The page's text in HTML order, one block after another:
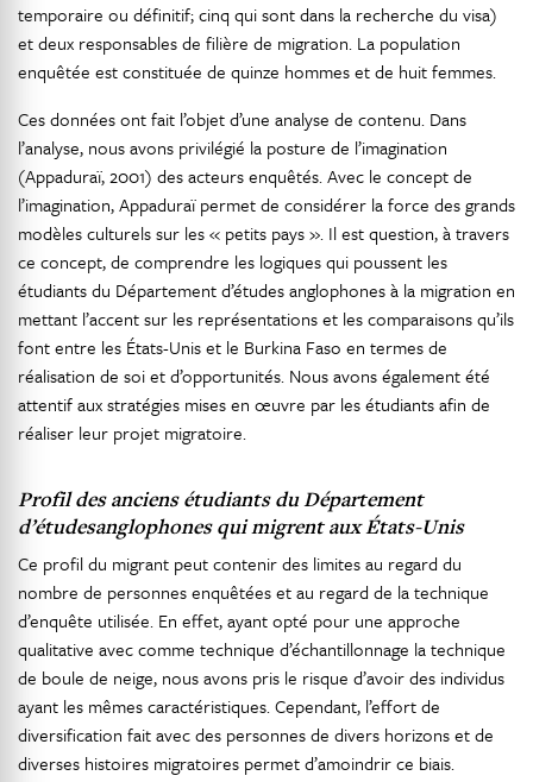
temporaire ou définitif; cinq qui sont dans la recherche du visa)
et deux responsables de filière de migration. La population
enquêtée est constituée de quinze hommes et de huit femmes.
Ces données ont fait l’objet d’une analyse de contenu. Dans
l’analyse, nous avons privilégié la posture de l’imagination
(Appaduraï, 2001) des acteurs enquêtés. Avec le concept de
l’imagination, Appaduraï permet de considérer la force des grands
modèles culturels sur les « petits pays ». Il est question, à travers
ce concept, de comprendre les logiques qui poussent les
étudiants du Département d’études anglophones à la migration en
mettant l’accent sur les représentations et les comparaisons qu’ils
font entre les États-Unis et le Burkina Faso en termes de
réalisation de soi et d’opportunités. Nous avons également été
attentif aux stratégies mises en œuvre par les étudiants afin de
réaliser leur projet migratoire.
Profil des anciens étudiants du Département
d’étudesanglophones qui migrent aux États-Unis
Ce profil du migrant peut contenir des limites au regard du
nombre de personnes enquêtées et au regard de la technique
d’enquête utilisée. En effet, ayant opté pour une approche
qualitative avec comme technique d’échantillonnage la technique
de boule de neige, nous avons pris le risque d’avoir des individus
ayant les mêmes caractéristiques. Cependant, l’effort de
diversification fait avec des personnes de divers horizons et de
diverses histoires migratoires permet d’amoindrir ce biais.